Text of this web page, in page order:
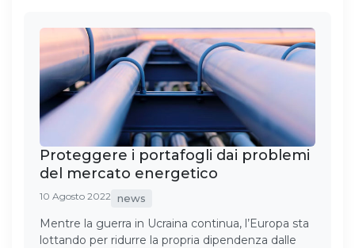
Proteggere i portafogli dai problemi
del mercato energetico
10 Agosto 2022 news
Mentre la guerra in Ucraina continua, l’Europa sta
lottando per ridurre la propria dipendenza dalle